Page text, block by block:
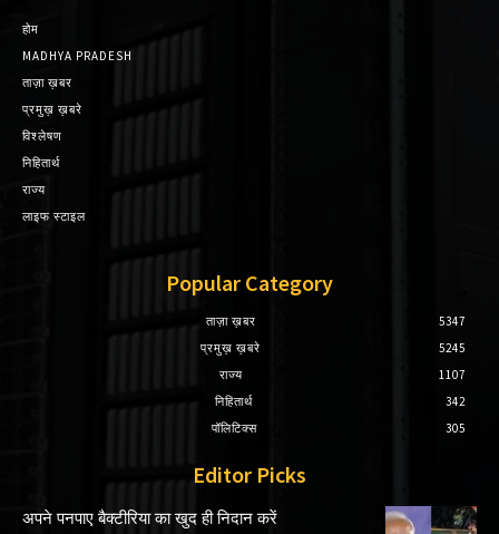
होम
MADHYA PRADESH
ताज़ा ख़बर
प्रमुख़ ख़बरे
विश्लेषण
निहितार्थ
राज्य
लाइफ स्टाइल
Popular Category
ताज़ा ख़बर
5347
प्रमुख़ ख़बरे
5245
राज्य
1107
निहितार्थ
342
पॉलिटिक्स
305
Editor Picks
अपने पनपाए बैक्टीरिया का खुद ही निदान करें